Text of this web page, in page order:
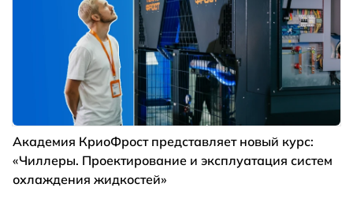
Академия КриоФрост представляет новый курс:
«Чиллеры. Проектирование и эксплуатация систем
охлаждения жидкостей»